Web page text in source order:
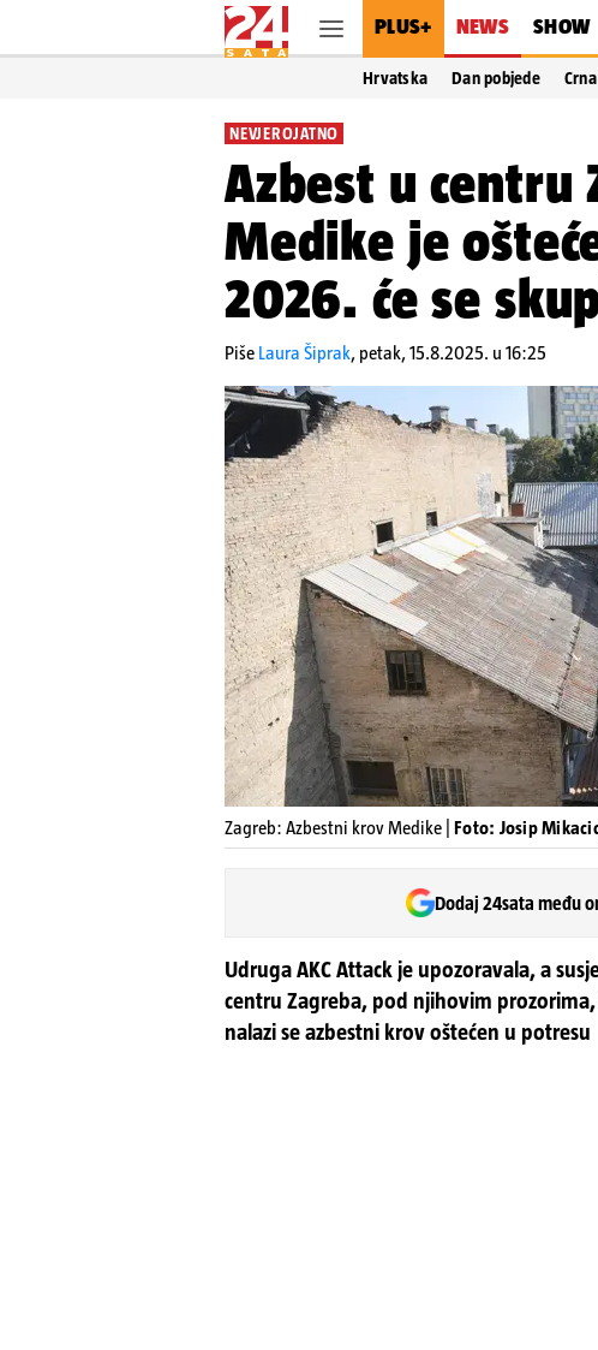
PLUS+ NEWS SHOW
Hrvatska Dan pobjede
NEVJEROJATNO
Azbest u centru
Medike je
2026. će se
Piše Laura Šiprak, petak, 15.8.2025. u 16:25
Zagreb: Azbestni krov Medike | Foto: Josip
Dodaj 24sata među
Udruga AKC Attack je upozoravala, a
centru Zagreba, pod njihovim
nalazi se azbestni krov oštećen u potresu